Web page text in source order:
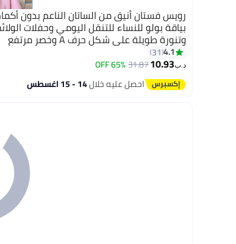
رويس فستان أنيق من الساتان الناعم بدون
بياقة بولو للنساء للتنقل اليومي وحفلات
وتنورة طويلة على شكل حرف A وخصر مرتفع
للسيدات في رمضان وعيد الأضحى
4.1
31
د.ب‏10.93
31.87
65% OFF
احصل عليه خلال14 - 15 اغسطس